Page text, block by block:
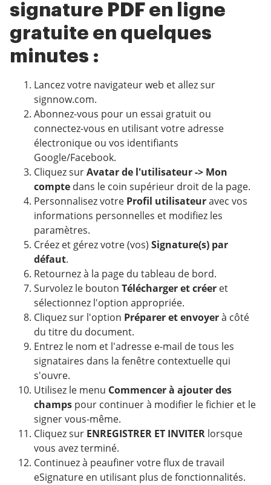
signature PDF en ligne
gratuite en quelques
minutes :
Lancez votre navigateur web et allez sur
signnow.com.
Abonnez-vous pour un essai gratuit ou
connectez-vous en utilisant votre adresse
électronique ou vos identifiants
Google/Facebook.
Cliquez surAvatar de l'utilisateur -> Mon
compte dans le coin supérieur droit de la page.
Personnalisez votre Profil utilisateuravec vos
informations personnelles et modifiez les
paramètres.
Créez et gérez votre (vos) Signature(s) par
défaut.
Retournez à la page du tableau de bord.
Survolez le bouton Télécharger et créer et
sélectionnez l'option appropriée.
Cliquez sur l'option Préparer et envoyerà côté
du titre du document.
Entrez le nom et l'adresse e-mail de tous les
signataires dans la fenêtre contextuelle qui
s'ouvre.
Utilisez le menu Commencer à ajouter des
champs pour continuer à modifier le fichier et le
signer vous-même.
Cliquez sur ENREGISTRER ET INVITER lorsque
vous avez terminé.
Continuez à peaufiner votre flux de travail
eSignature en utilisant plus de fonctionnalités.